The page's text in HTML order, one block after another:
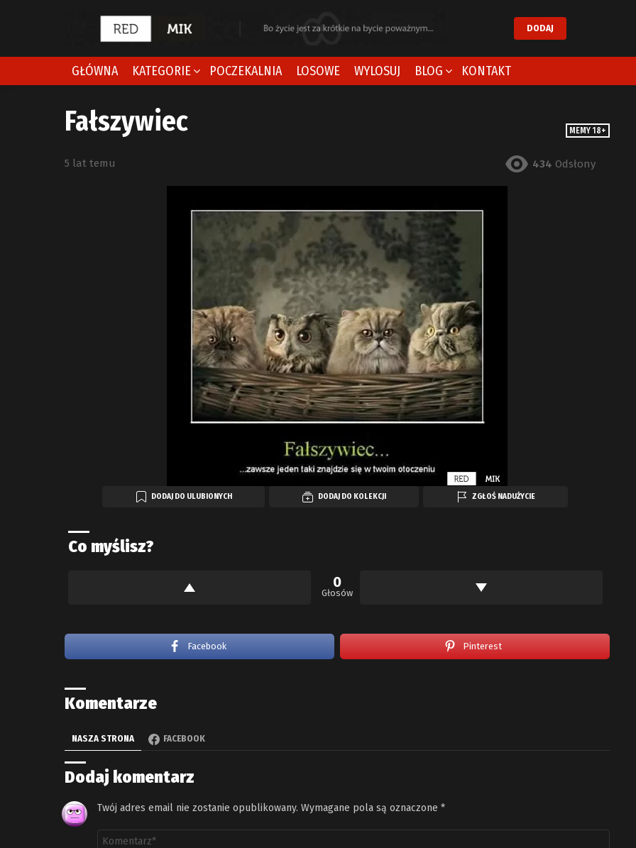
DODAJ
GŁÓWNA KATEGORIE POCZEKALNIA LOSOWE WYLOSUJ BLOG KONTAKT
MEMY 18+
Fałszywiec
5 lat temu 434 Odsłony
DODAJ DO ULUBIONYCH DODAJ DO KOLEKCJI ZGŁOŚ NADUŻYCIE
Co myślisz?
0
Głosów
Facebook Pinterest
Komentarze
NASZA STRONA FACEBOOK
Dodaj komentarz
Twój adres email nie zostanie opublikowany. Wymagane pola są oznaczone *
Komentarz